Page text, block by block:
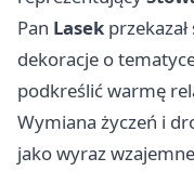
Pan Lasek
dekoracje o
podkreślić warmę
Wymiana życzeń i
jako wyraz